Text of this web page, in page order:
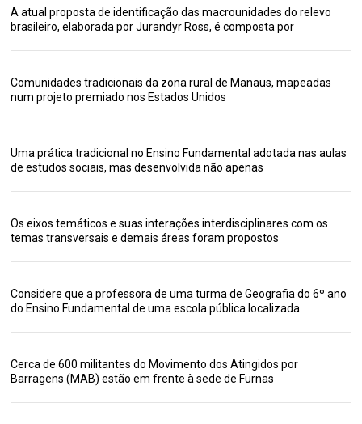
A atual proposta de identificação das macrounidades do relevo
brasileiro, elaborada por Jurandyr Ross, é composta por
Comunidades tradicionais da zona rural de Manaus, mapeadas
num projeto premiado nos Estados Unidos
Uma prática tradicional no Ensino Fundamental adotada nas aulas
de estudos sociais, mas desenvolvida não apenas
Os eixos temáticos e suas interações interdisciplinares com os
temas transversais e demais áreas foram propostos
Considere que a professora de uma turma de Geografia do 6º ano
do Ensino Fundamental de uma escola pública localizada
Cerca de 600 militantes do Movimento dos Atingidos por
Barragens (MAB) estão em frente à sede de Furnas